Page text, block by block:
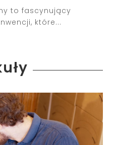
to fascynujący
które...